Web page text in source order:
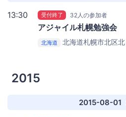
13:30 受付終了 32人の参加者
アジャイル札幌勉強会
北海道
北海道札幌市北区
2015
2015-08-01